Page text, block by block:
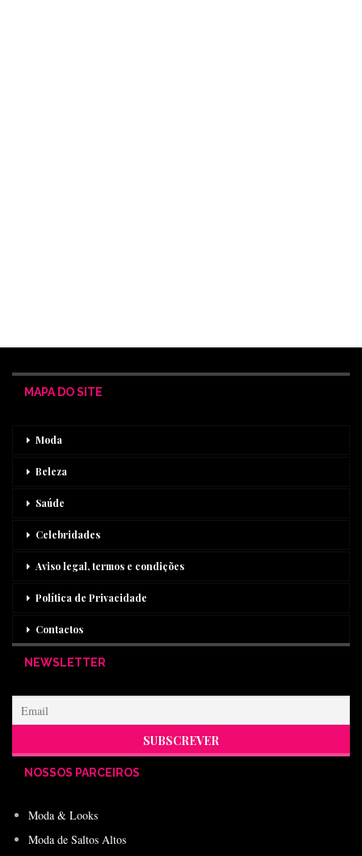
MAPA DO SITE
Moda
Beleza
Saúde
Celebridades
Aviso legal, termos e condições
Política de Privacidade
Contactos
NEWSLETTER
NOSSOS PARCEIROS
Moda & Looks
Moda de Saltos Altos